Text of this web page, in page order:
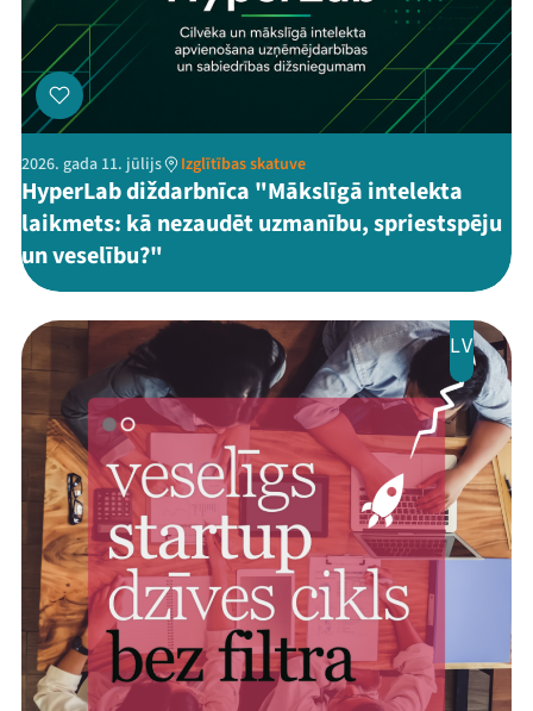
2026. gada 11. jūlijs Izglītības skatuve
HyperLab diždarbnīca "Mākslīgā intelekta
laikmets: kā nezaudēt uzmanību, spriestspēju
un veselību?"
LV